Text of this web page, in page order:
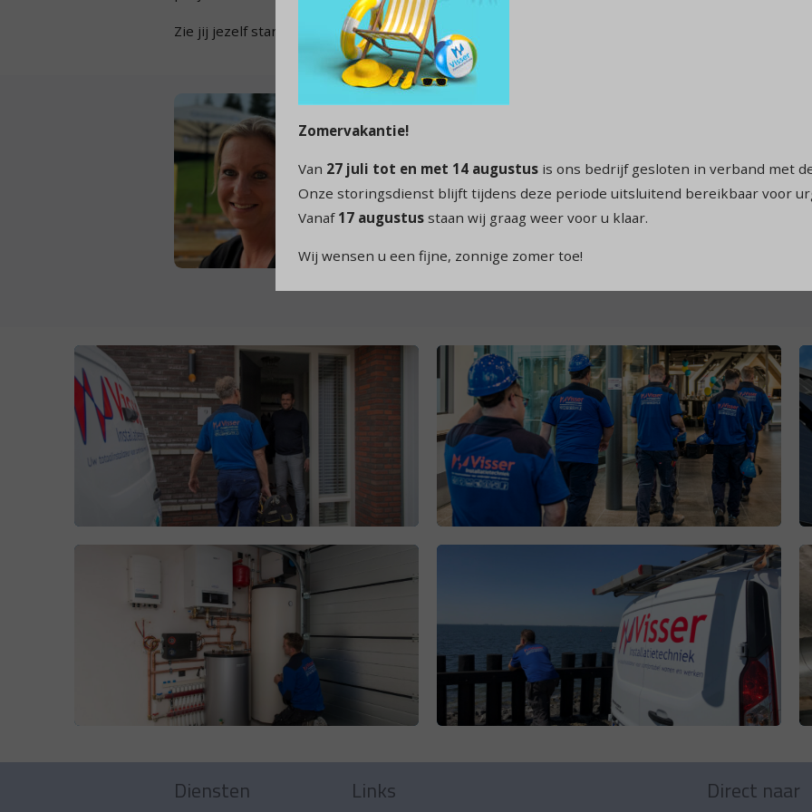
Zie jij jezelf starten of ontwikkelen in een of meerdere van de volgende vacatures? Wij zijn erg
Ontdek jouw mogelijkheden!
Wil je meer weten over het werken bij Visser of
op voor een vrijblijvende kennismaking en kom
koffie staat klaar!
Bel / WhatsApp +31 61437 3308 of stuur een email
Diensten Links Direct naar
Zomervakantie!
Van 27 juli tot en met 14 augustus is ons bedrijf gesloten in verband met
Onze storingsdienst blijft tijdens deze periode uitsluitend bereikbaar voor
Vanaf 17 augustus staan wij graag weer voor u klaar.
Wij wensen u een fijne, zonnige zomer toe!